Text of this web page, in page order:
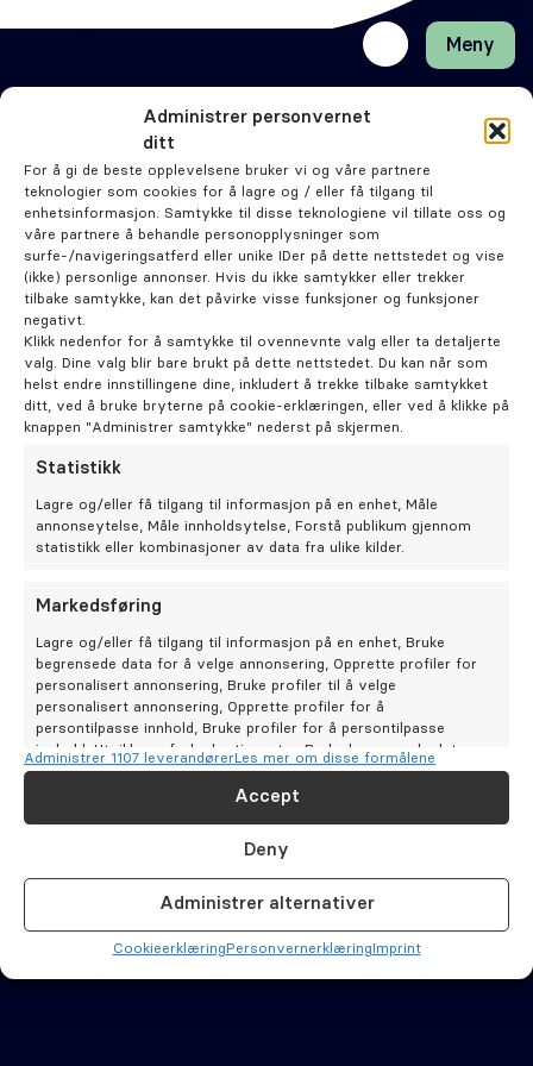
Administrer personvernet
ditt
For å gi de beste opplevelsene bruker vi og våre partnere
teknologier som cookies for å lagre og / eller få tilgang til
enhetsinformasjon. Samtykke til disse teknologiene vil tillate oss og
våre partnere å behandle personopplysninger som
surfe-/navigeringsatferd eller unike IDer på dette nettstedet og vise
(ikke) personlige annonser. Hvis du ikke samtykker eller trekker
tilbake samtykke, kan det påvirke visse funksjoner og funksjoner
negativt.
Klikk nedenfor for å samtykke til ovennevnte valg eller ta detaljerte
valg. Dine valg blir bare brukt på dette nettstedet. Du kan når som
helst endre innstillingene dine, inkludert å trekke tilbake samtykket
ditt, ved å bruke bryterne på cookie-erklæringen, eller ved å klikke på
knappen "Administrer samtykke" nederst på skjermen.
Statistikk
Lagre og/eller få tilgang til informasjon på en enhet, Måle
annonseytelse, Måle innholdsytelse, Forstå publikum gjennom
statistikk eller kombinasjoner av data fra ulike kilder.
Markedsføring
Lagre og/eller få tilgang til informasjon på en enhet, Bruke
begrensede data for å velge annonsering, Opprette profiler for
personalisert annonsering, Bruke profiler til å velge
personalisert annonsering, Opprette profiler for å
persontilpasse innhold, Bruke profiler for å persontilpasse
innhold, Utvikle og forbedre tjenester, Bruke begrensede data
for å velge innhold.
Funksjoner
basert på informasjon som overføres automatisk.
Administrer 1107 leverandørerLes mer om disse formålene
Accept
Deny
Administrer alternativer
Cookie­erklæringPersonvernerklæringImprint
Meny
Lukk
Behandlinger
Henviser
Periodonti
Endodonti
Kjeveortopedi
Oral kirurgi
Oral protetikk
Spesialistsenter – Oslo Endodontisenter
Om oss
Om Odontia Tannlegene
Selge tannlegepraksis?
Odontia
Alltid ivaretatt
Bestill time
Kontakt oss
Tannklinikker
Tannbehandlinger
Tips og råd
Artikler
Odontia Kompetanse
Våre klinikker
Cookie­erklæring (EU)
Personvernerklæring (EU)
Ansvars­fraskrivelse
Åpenhetsloven
Imprint
© Odontia Gruppen AS 2026 - Designet avBlake and Friends